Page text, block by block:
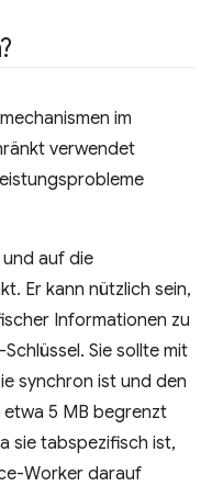
im
verwendet
auf die
Er kann nützlich sein,
Informationen zu
Sie sollte mit
synchron ist und den
5 MB begrenzt
sie tabspezifisch ist,
Worker darauf